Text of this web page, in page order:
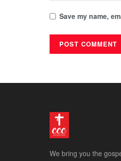
Save my name,
We bring you the